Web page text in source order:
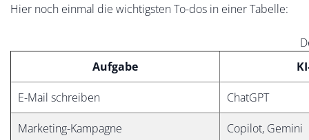
Hier noch einmal die wichtigsten To-dos in einer Tabelle:
Aufgabe
E-Mail schreiben ChatGPT
Marketing-Kampagne Copilot, Gemini